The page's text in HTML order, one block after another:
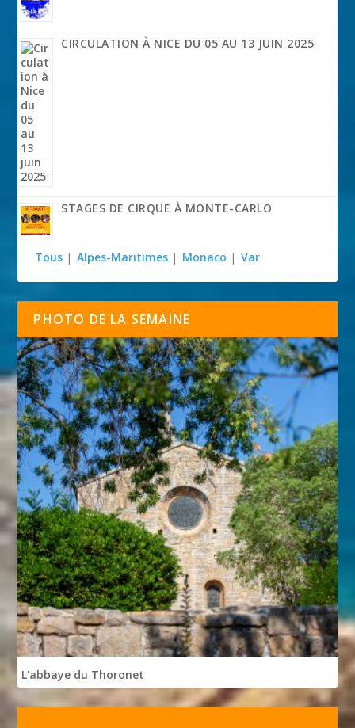
CIRCULATION À NICE DU 05 AU 13 JUIN 2025
STAGES DE CIRQUE À MONTE-CARLO
Tous | Alpes-Maritimes | Monaco | Var
PHOTO DE LA SEMAINE
L'abbaye du Thoronet